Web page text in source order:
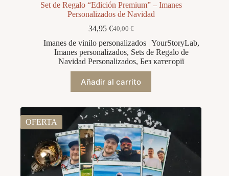
Set de Regalo “Edición Premium” – Imanes
Personalizados de Navidad
40,00€
El
precio
original
era:
40,00 €.
34,95 €El
precio
actual
es:
34,95 €.
Imanes de vinilo personalizados | YourStoryLab,
Imanes personalizados, Sets de Regalo de
Navidad Personalizados,Без категорії
Añadir al carrito
OFERTA